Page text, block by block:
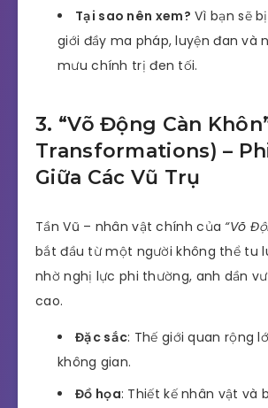
Tại sao nên xem? Vì bạn sẽ
giới đầy ma pháp, luyện đan và
mưu chính trị đen tối.
3. “Võ Động Càn
Transformations) –
Giữa Các Vũ Trụ
Tần Vũ – nhân vật chính của “Võ
bắt đầu từ một người không thể tu
nhờ nghị lực phi thường, anh dần
cao.
Đặc sắc: Thế giới quan rộng
không gian.
Đồ họa: Thiết kế nhân vật và